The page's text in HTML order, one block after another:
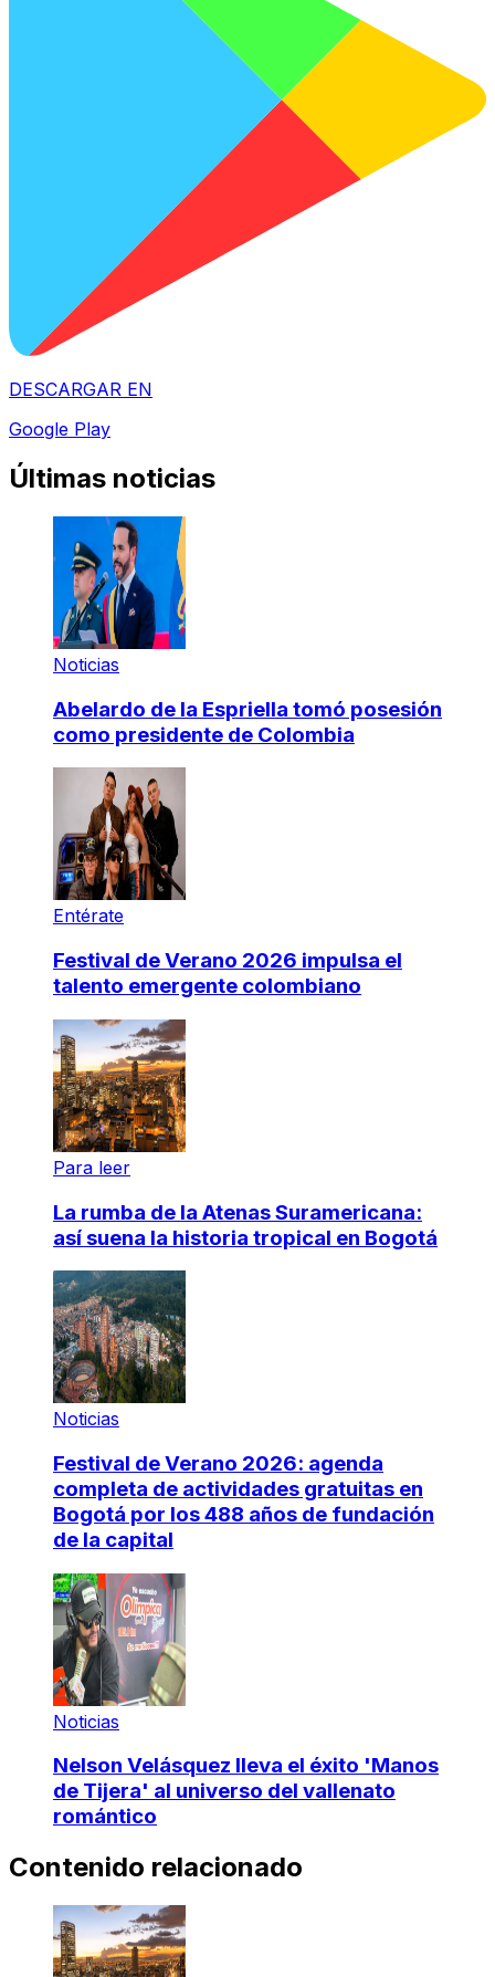
DESCARGAR EN
Google Play
Últimas noticias
Noticias
Abelardo de la Espriella tomó posesión
como presidente de Colombia
Entérate
Festival de Verano 2026 impulsa el
talento emergente colombiano
Para leer
La rumba de la Atenas Suramericana:
así suena la historia tropical en Bogotá
Noticias
Festival de Verano 2026: agenda
completa de actividades gratuitas en
Bogotá por los 488 años de fundación
de la capital
Noticias
Nelson Velásquez lleva el éxito 'Manos
de Tijera' al universo del vallenato
romántico
Contenido relacionado